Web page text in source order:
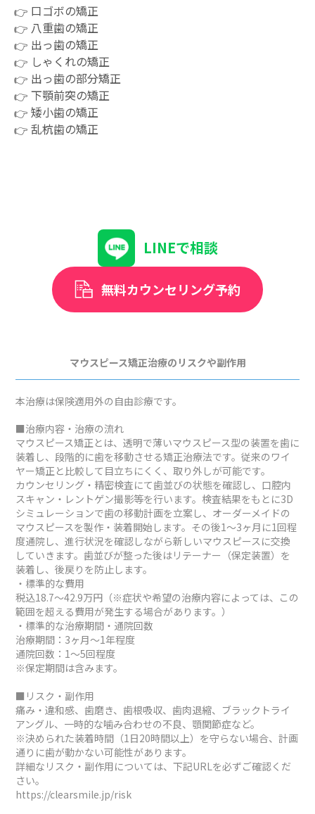
口ゴボの矯正
八重歯の矯正
出っ歯の矯正
しゃくれの矯正
出っ歯の部分矯正
下顎前突の矯正
矮小歯の矯正
乱杭歯の矯正
LINEで相談
無料カウンセリング予約
マウスピース矯正治療のリスクや副作用
本治療は保険適用外の自由診療です。
■治療内容・治療の流れ
マウスピース矯正とは、透明で薄いマウスピース型の装置を歯に
装着し、段階的に歯を移動させる矯正治療法です。従来のワイ
ヤー矯正と比較して目立ちにくく、取り外しが可能です。
カウンセリング・精密検査にて歯並びの状態を確認し、口腔内
スキャン・レントゲン撮影等を行います。検査結果をもとに3D
シミュレーションで歯の移動計画を立案し、オーダーメイドの
マウスピースを製作・装着開始します。その後1～3ヶ月に1回程
度通院し、進行状況を確認しながら新しいマウスピースに交換
していきます。歯並びが整った後はリテーナー（保定装置）を
装着し、後戻りを防止します。
・標準的な費用
税込18.7～42.9万円（※症状や希望の治療内容によっては、この
範囲を超える費用が発生する場合があります。）
・標準的な治療期間・通院回数
治療期間：3ヶ月～1年程度
通院回数：1～5回程度
※保定期間は含みます。
■リスク・副作用
痛み・違和感、歯磨き、歯根吸収、歯肉退縮、ブラックトライ
アングル、一時的な噛み合わせの不良、顎関節症など。
※決められた装着時間（1日20時間以上）を守らない場合、計画
通りに歯が動かない可能性があります。
詳細なリスク・副作用については、下記URLを必ずご確認くだ
さい。
https://clearsmile.jp/risk